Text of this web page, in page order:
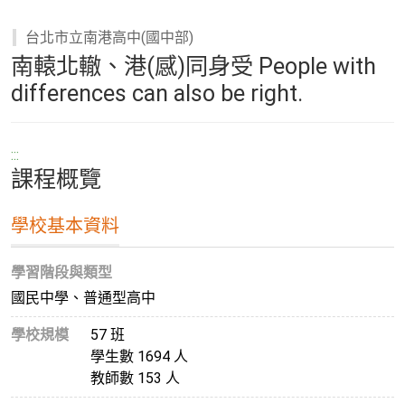
台北市立南港高中(國中部)
南轅北轍、港(感)同身受 People with
differences can also be right.
:::
課程概覽
學校基本資料
學習階段與類型
國民中學、普通型高中
學校規模
57 班
學生數 1694 人
教師數 153 人